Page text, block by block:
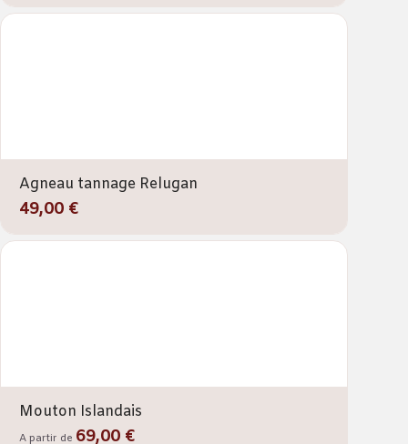
Agneau tannage Relugan
49,00 €
Mouton Islandais
A partir de 69,00 €